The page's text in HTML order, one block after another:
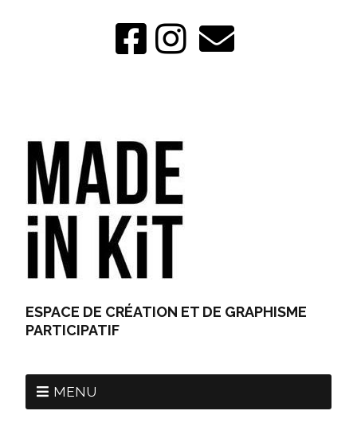
ESPACE DE CRÉATION ET DE GRAPHISME
PARTICIPATIF
MENU